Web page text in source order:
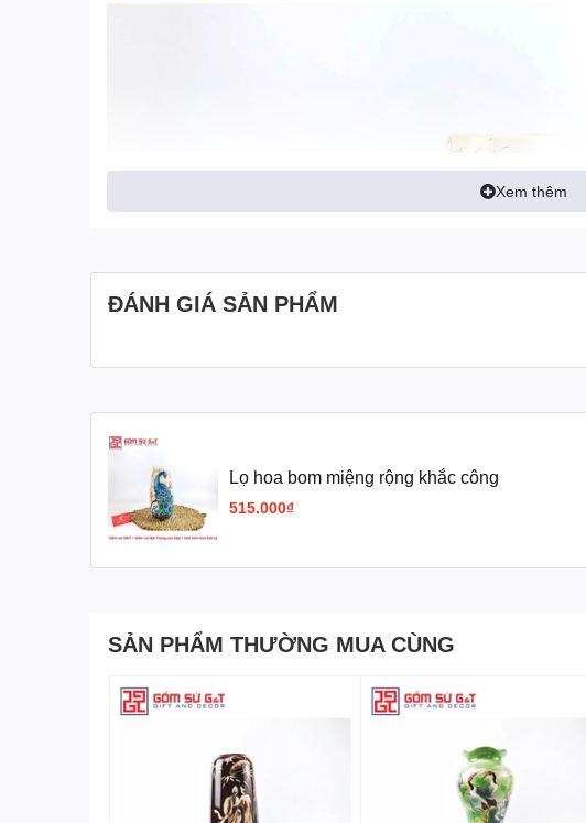
Chạm Khắc Độc Đáo - Nét Quyến Rũ Và Sự
Sự tinh tế, khéo léo trên ọ hoa bom miệng rộng khắc công
tạo
thể hiện thông qua từng đường nét vẽ tinh tế. Bàn tay của người
Xem thêm
ĐÁNH GIÁ SẢN PHẨM
Lọ hoa bom miệng rộng khắc công
515.000₫
SẢN PHẨM THƯỜNG MUA CÙNG